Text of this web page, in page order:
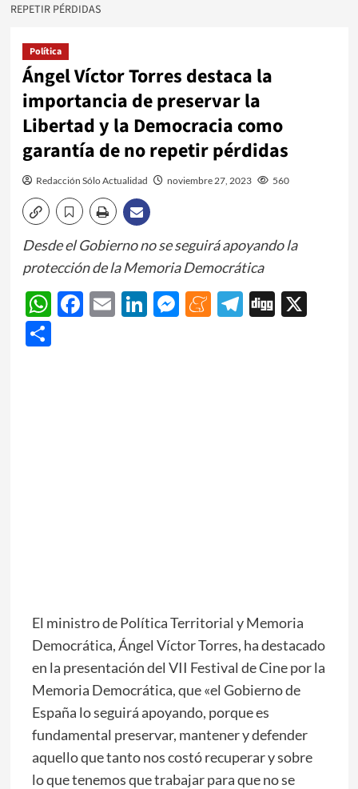
REPETIR PÉRDIDAS
Política
Ángel Víctor Torres destaca la
importancia de preservar la
Libertad y la Democracia como
garantía de no repetir pérdidas
Redacción Sólo Actualidad noviembre 27, 2023 560
Desde el Gobierno no se seguirá apoyando la
protección de la Memoria Democrática
WhatsApp
Facebook
EmailLinkedIn
Messenger
Meneame
Telegram
Digg
X
Share
El ministro de Política Territorial y Memoria
Democrática, Ángel Víctor Torres, ha destacado
en la presentación del VII Festival de Cine por la
Memoria Democrática, que «el Gobierno de
España lo seguirá apoyando, porque es
fundamental preservar, mantener y defender
aquello que tanto nos costó recuperar y sobre
lo que tenemos que trabajar para que no se